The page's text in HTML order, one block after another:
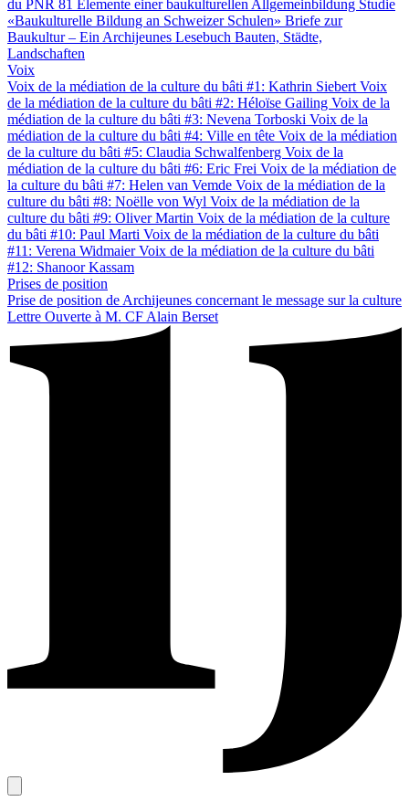
du PNR 81 Elemente einer baukulturellen Allgemeinbildung Studie
«Baukulturelle Bildung an Schweizer Schulen» Briefe zur
Baukultur – Ein Archijeunes Lesebuch Bauten, Städte,
Landschaften
Voix
Voix de la médiation de la culture du bâti #1: Kathrin Siebert Voix
de la médiation de la culture du bâti #2: Héloïse Gailing Voix de la
médiation de la culture du bâti #3: Nevena Torboski Voix de la
médiation de la culture du bâti #4: Ville en tête Voix de la médiation
de la culture du bâti #5: Claudia Schwalfenberg Voix de la
médiation de la culture du bâti #6: Eric Frei Voix de la médiation de
la culture du bâti #7: Helen van Vemde Voix de la médiation de la
culture du bâti #8: Noëlle von Wyl Voix de la médiation de la
culture du bâti #9: Oliver Martin Voix de la médiation de la culture
du bâti #10: Paul Marti Voix de la médiation de la culture du bâti
#11: Verena WidmaierVoix de la médiation de la culture du bâti
#12: Shanoor Kassam
Prises de position
Prise de position de Archijeunes concernant le message sur la culture
Lettre Ouverte à M. CF Alain Berset